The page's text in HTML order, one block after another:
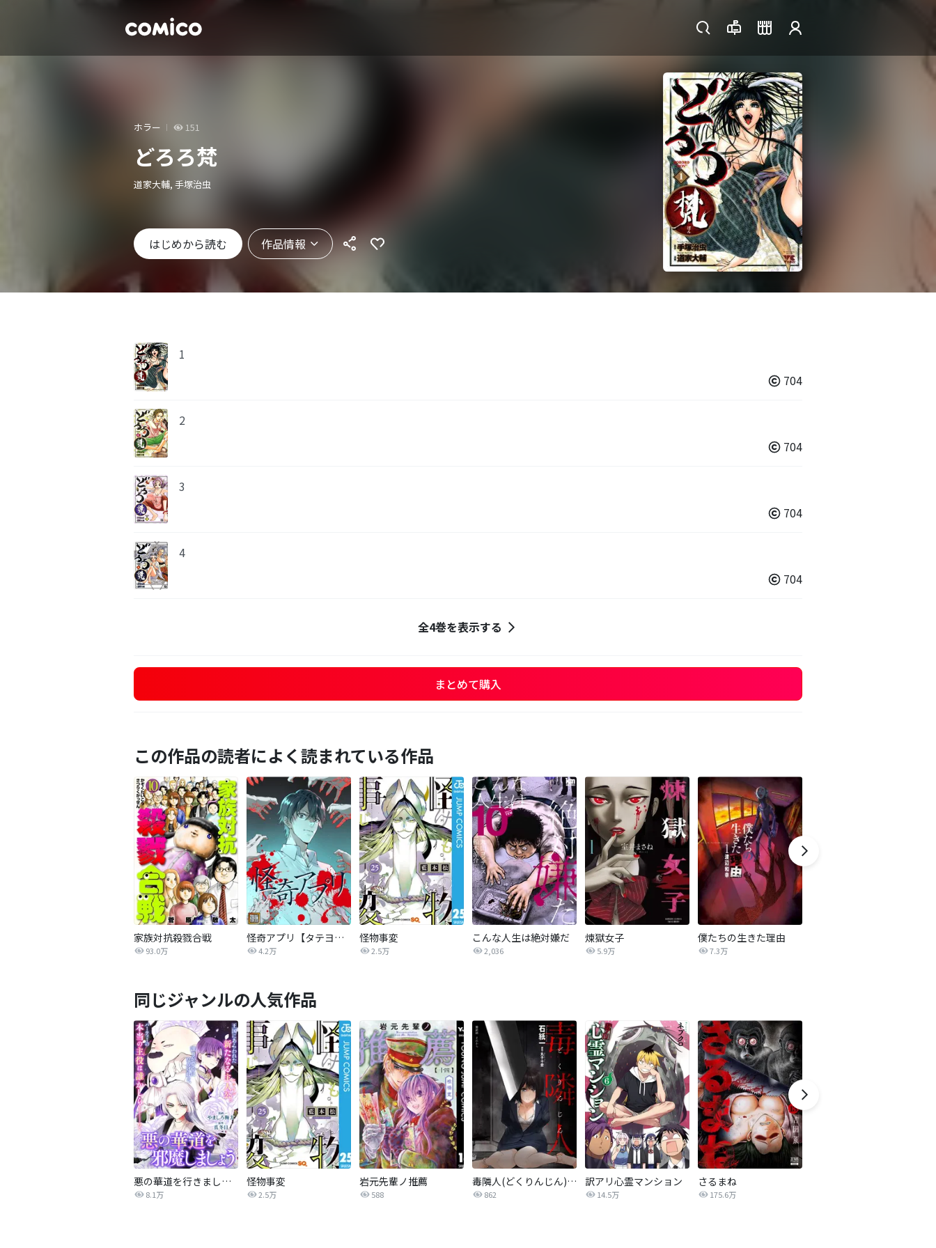
ホラー 151
どろろ梵
道家大輔, 手塚治虫
はじめから読む 作品情報
1
704
2
704
3
704
4
704
全4巻を表示する
まとめて購入
この作品の読者によく読まれている作品
家族対抗殺戮合戦
93.0万
怪奇アプリ【タテヨミ】
4.2万
怪物事変
2.5万
こんな人生は絶対嫌だ
2,036
煉獄女子
5.9万
僕たちの生きた理由
7.3万
同じジャンルの人気作品
悪の華道を行きましょう
8.1万
怪物事変
2.5万
岩元先輩ノ推薦
588
毒隣人(どくりんじん) 分冊版
862
訳アリ心霊マンション
14.5万
さるまね
175.6万